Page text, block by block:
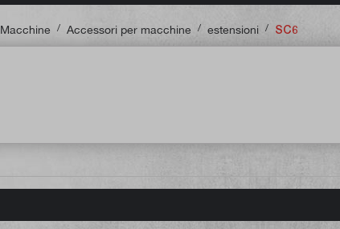
Macchine / Accessori per macchine / estensioni / SC6